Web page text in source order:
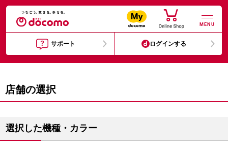
MENU
サポート ログインする
店舗の選択
選択した機種・カラー